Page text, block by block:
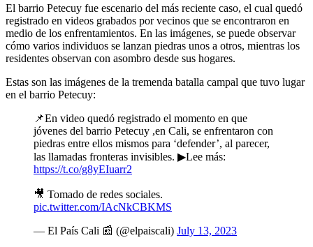
El barrio Petecuy fue escenario del más reciente caso, el cual quedó
registrado en videos grabados por vecinos que se encontraron en
medio de los enfrentamientos. En las imágenes, se puede observar
cómo varios individuos se lanzan piedras unos a otros, mientras los
residentes observan con asombro desde sus hogares.
Estas son las imágenes de la tremenda batalla campal que tuvo lugar
en el barrio Petecuy:
📌En video quedó registrado el momento en que
jóvenes del barrio Petecuy ,en Cali, se enfrentaron con
piedras entre ellos mismos para ‘defender’, al parecer,
las llamadas fronteras invisibles. ▶Lee más:
https://t.co/g8yEIuarr2
🎥 Tomado de redes sociales.
pic.twitter.com/IAcNkCBKMS
— El País Cali 📰 (@elpaiscali) July 13, 2023